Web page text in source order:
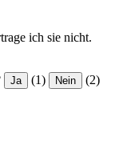
ich sie nicht.
Ja (1) Nein (2)